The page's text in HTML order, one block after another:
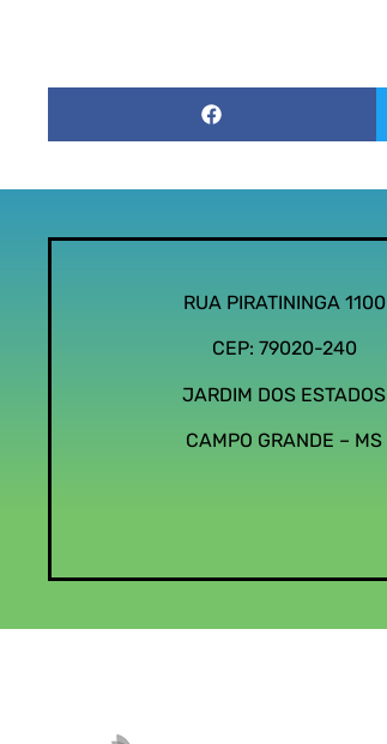
RUA PIRATININGA 1100
CEP: 79020-240
JARDIM DOS ESTADOS
CAMPO GRANDE – MS